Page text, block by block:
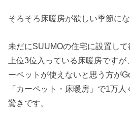
そろそろ床暖房が欲しい季節にな
未だにSUUMOの住宅に設置し
上位3位入っている床暖房です
ーペットが使えないと思う方が
「カーペット・床暖房」で1万
驚きです。